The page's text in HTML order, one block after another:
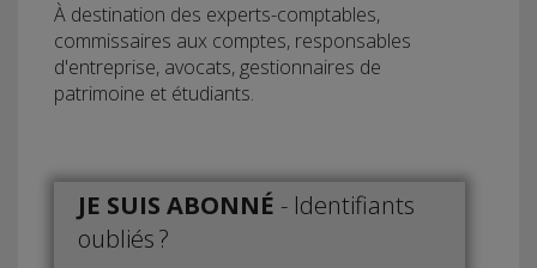
À destination des experts-comptables,
commissaires aux comptes, responsables
d'entreprise, avocats, gestionnaires de
patrimoine et étudiants.
JE SUIS ABONNÉ - Identifiants
oubliés ?